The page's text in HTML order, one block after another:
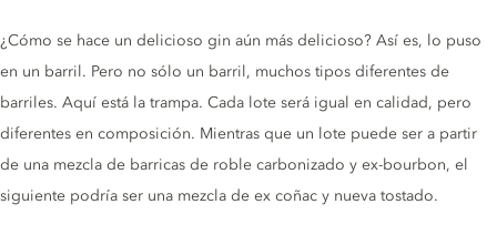
Gin description
¿Cómo se hace un delicioso gin aún más delicioso? Así es, lo puso
en un barril. Pero no sólo un barril, muchos tipos diferentes de
barriles. Aquí está la trampa. Cada lote será igual en calidad, pero
diferentes en composición. Mientras que un lote puede ser a partir
de una mezcla de barricas de roble carbonizado y ex-bourbon, el
siguiente podría ser una mezcla de ex coñac y nueva tostado.